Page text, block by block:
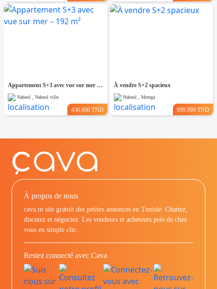
Appartement S+3 avec vue sur mer – 192 m²
Nabeul , Nabeul ville
430.000 TND
À vendre S+2 spacieux
Nabeul , Mrezga
999.999 TND
À propos de nous
cava.tn site gratuit des petites annonces en Tunisie: Chattez,
discutez et négociez. Les vendeurs et acheteurs prés de chez
vous en simple clic.
Restez connecté avec Cava